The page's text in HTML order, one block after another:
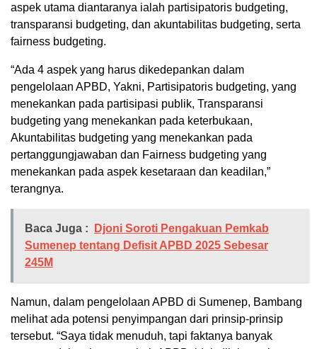
aspek utama diantaranya ialah partisipatoris budgeting,
transparansi budgeting, dan akuntabilitas budgeting, serta
fairness budgeting.
“Ada 4 aspek yang harus dikedepankan dalam
pengelolaan APBD, Yakni, Partisipatoris budgeting, yang
menekankan pada partisipasi publik, Transparansi
budgeting yang menekankan pada keterbukaan,
Akuntabilitas budgeting yang menekankan pada
pertanggungjawaban dan Fairness budgeting yang
menekankan pada aspek kesetaraan dan keadilan,”
terangnya.
Baca Juga :
Djoni Soroti Pengakuan Pemkab
Sumenep tentang Defisit APBD 2025 Sebesar
245M
Namun, dalam pengelolaan APBD di Sumenep, Bambang
melihat ada potensi penyimpangan dari prinsip-prinsip
tersebut. “Saya tidak menuduh, tapi faktanya banyak